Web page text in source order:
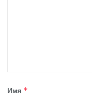
Имя *